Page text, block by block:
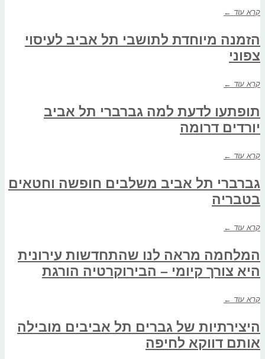
קרא עוד ←
הזמנה מיוחדת לתושבי תל אביב לעיסוי
צפוני
קרא עוד ←
תופתעו לדעת למה גברברי תל אביב
יורדים דרומה
קרא עוד ←
גברברי תל אביב משלבים חופשה וחטאים
בטבריה
קרא עוד ←
המלחמה מראה לנו שהתחדשות עירונית
היא צורך קיומי – הבירוקרטיה הורגת
קרא עוד ←
היצירתיות של גברים תל אביבים מובילה
אותם דווקא לחיפה